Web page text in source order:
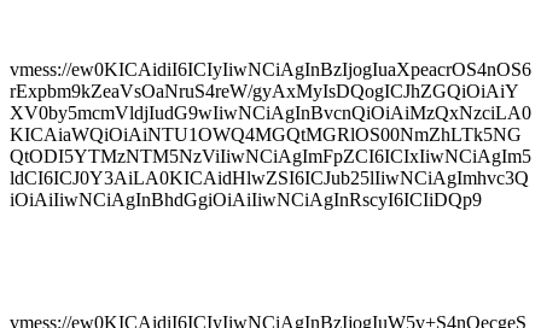
vmess://ew0KICAidiI6ICIyIiwNCiAgInBzIjogIuaXpeacrOS4nOS6
rExpbm9kZeaVsOaNruS4reW/gyAxMyIsDQogICJhZGQiOiAiY
XV0by5mcmVldjIudG9wIiwNCiAgInBvcnQiOiAiMzQxNzciLA0
KICAiaWQiOiAiNTU1OWQ4MGQtMGRlOS00NmZhLTk5NG
QtODI5YTMzNTM5NzViIiwNCiAgImFpZCI6ICIxIiwNCiAgIm5
ldCI6ICJ0Y3AiLA0KICAidHlwZSI6ICJub25lIiwNCiAgImhvc3Q
iOiAiIiwNCiAgInBhdGgiOiAiIiwNCiAgInRscyI6ICIiDQp9
vmess://ew0KICAidiI6ICIyIiwNCiAgInBzIjogIuW5v+S4nOecgeS